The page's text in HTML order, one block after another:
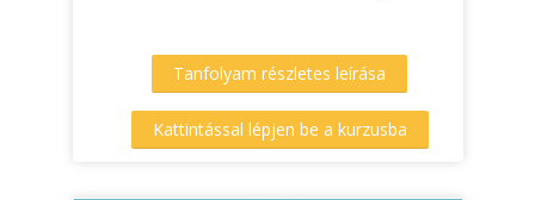
Tanfolyam részletes leírása
Kattintással lépjen be a kurzusba